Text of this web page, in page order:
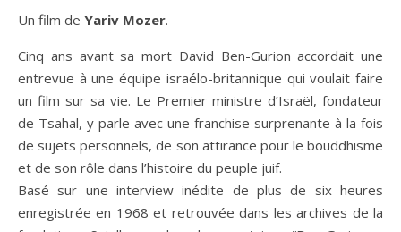
Un film de Yariv Mozer.
Cinq ans avant sa mort David Ben-Gurion accordait une
entrevue à une équipe israélo-britannique qui voulait faire
un film sur sa vie. Le Premier ministre d’Israël, fondateur
de Tsahal, y parle avec une franchise surprenante à la fois
de sujets personnels, de son attirance pour le bouddhisme
et de son rôle dans l’histoire du peuple juif.
Basé sur une interview inédite de plus de six heures
enregistrée en 1968 et retrouvée dans les archives de la